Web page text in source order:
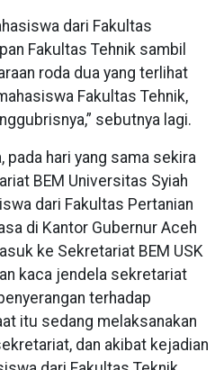
dari Fakultas
Fakultas Tehnik sambil
roda dua yang terlihat
Fakultas Tehnik,
sebutnya lagi.
pada hari yang sama sekira
BEM Universitas Syiah
dari Fakultas Pertanian
di Kantor Gubernur Aceh
ke Sekretariat BEM USK
kaca jendela sekretariat
terhadap
itu sedang melaksanakan
dan akibat kejadian